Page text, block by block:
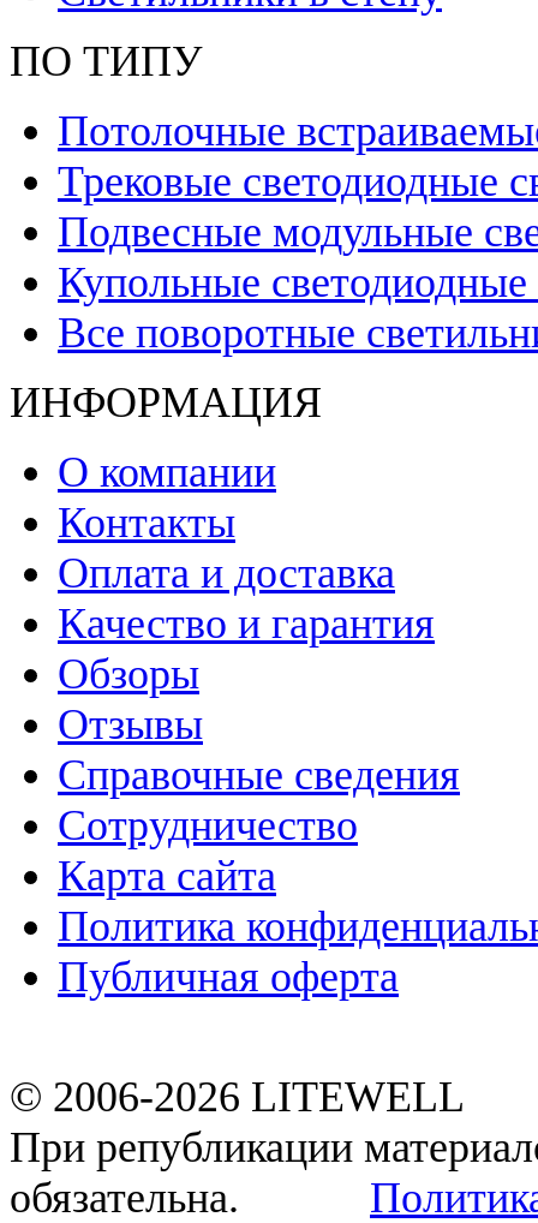
ПО ТИПУ
Потолочные
Трековые светодиодные
Подвесные модульные
Купольные светодиодные
Все поворотные
ИНФОРМАЦИЯ
О компании
Контакты
Оплата и доставка
Качество и гарантия
Обзоры
Отзывы
Справочные сведения
Сотрудничество
Карта сайта
Политика
Публичная оферта
© 2006-2026 LITEWELL
При републикации
обязательна.